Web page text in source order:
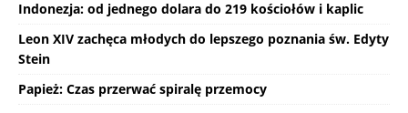
Indonezja: od jednego dolara do 219 kościołów i kaplic
Leon XIV zachęca młodych do lepszego poznania św. Edyty
Stein
Papież: Czas przerwać spiralę przemocy